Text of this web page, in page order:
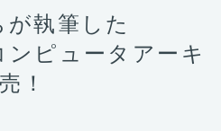
執筆した
ピュータアーキ
！